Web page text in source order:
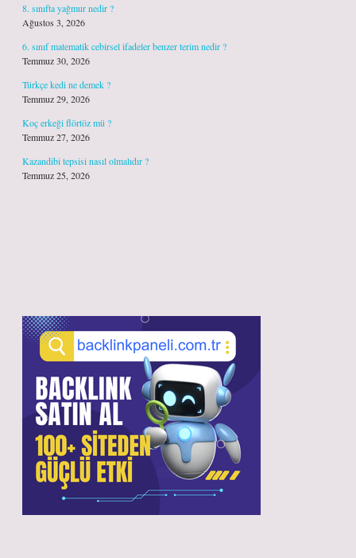
8. sınıfta yağmur nedir ?
Ağustos 3, 2026
6. sınıf matematik cebirsel ifadeler benzer terim nedir ?
Temmuz 30, 2026
Türkçe kedi ne demek ?
Temmuz 29, 2026
Koç erkeği flörtöz mü ?
Temmuz 27, 2026
Kazandibi tepsisi nasıl olmalıdır ?
Temmuz 25, 2026